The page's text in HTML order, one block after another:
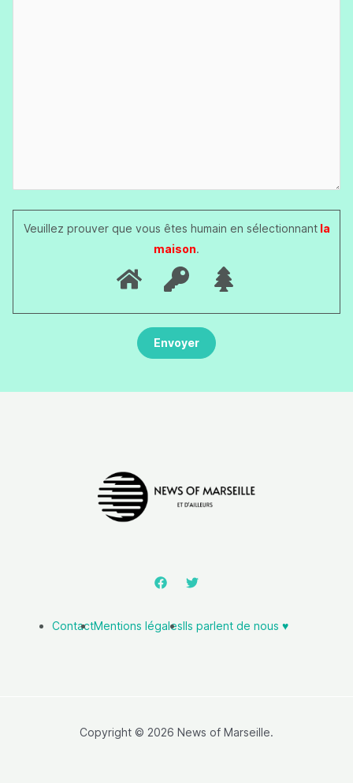
Veuillez prouver que vous êtes humain en sélectionnantla
maison.
ContactMentions légalesIls parlent de nous ♥️
Copyright © 2026 News of Marseille.